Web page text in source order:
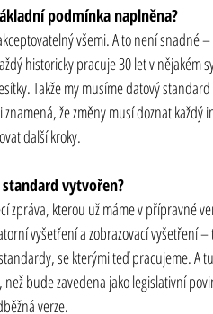
podmínka naplněna?
všemi. A to není snadné
historicky pracuje 30 let v nějakém
Takže my musíme datový
že změny musí doznat každý
další kroky.
vytvořen?
zpráva, kterou už máme v přípravné
vyšetření a zobrazovací vyšetření
se kterými teď pracujeme. A
bude zavedena jako legislativní
verze.